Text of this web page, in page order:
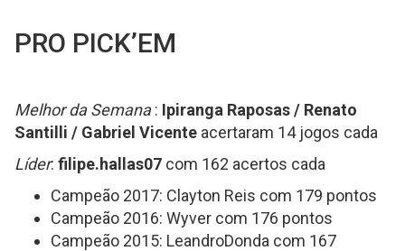
PRO PICK’EM
Melhor da Semana: Ipiranga Raposas / Renato
Santilli / Gabriel Vicente acertaram 14 jogos cada
Líder: filipe.hallas07 com 162 acertos cada
Campeão 2017: Clayton Reis com 179 pontos
Campeão 2016: Wyver com 176 pontos
Campeão 2015: LeandroDonda com 167